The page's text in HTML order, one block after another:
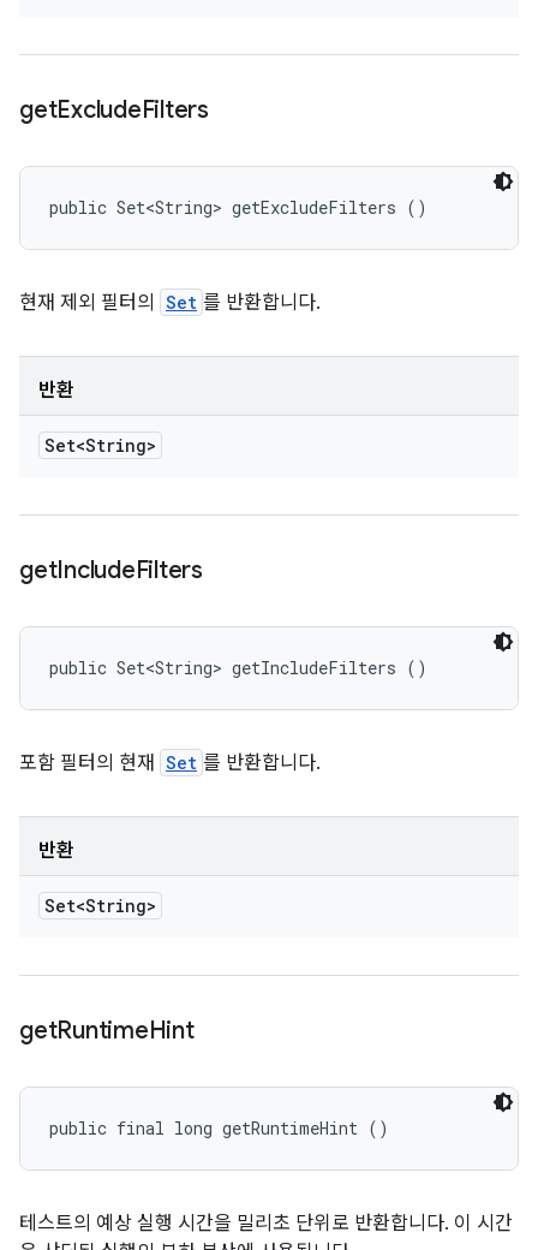
getExcludeFilters
public Set<String> getExcludeFilters ()
현재 제외 필터의 Set 를 반환합니다.
반환
Set<String>
getIncludeFilters
public Set<String> getIncludeFilters ()
포함 필터의 현재 Set 를 반환합니다.
반환
Set<String>
getRuntimeHint
public final long getRuntimeHint ()
테스트의 예상 실행 시간을 밀리초 단위로 반환합니다. 이 시간